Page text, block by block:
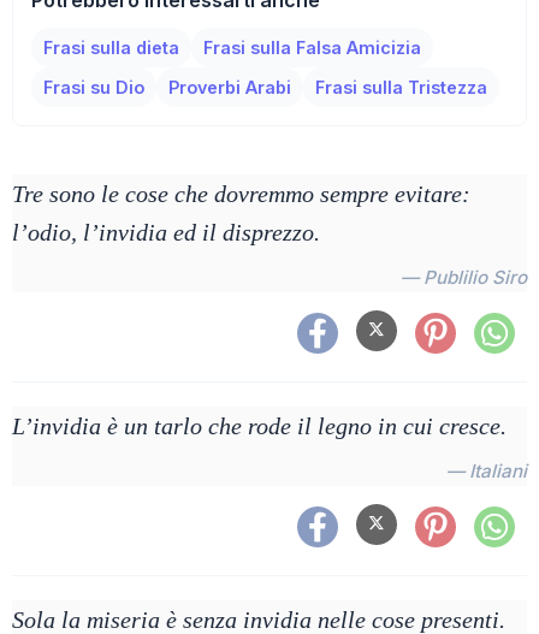
Frasi sulla dieta
Frasi sulla Falsa Amicizia
Frasi su Dio
Proverbi Arabi Frasi sulla Tristezza
Tre sono le cose che dovremmo sempre evitare:
l’odio, l’invidia ed il disprezzo.
— Publilio Siro
L’invidia è un tarlo che rode il legno in cui cresce.
— Italiani
Sola la miseria è senza invidia nelle cose presenti.